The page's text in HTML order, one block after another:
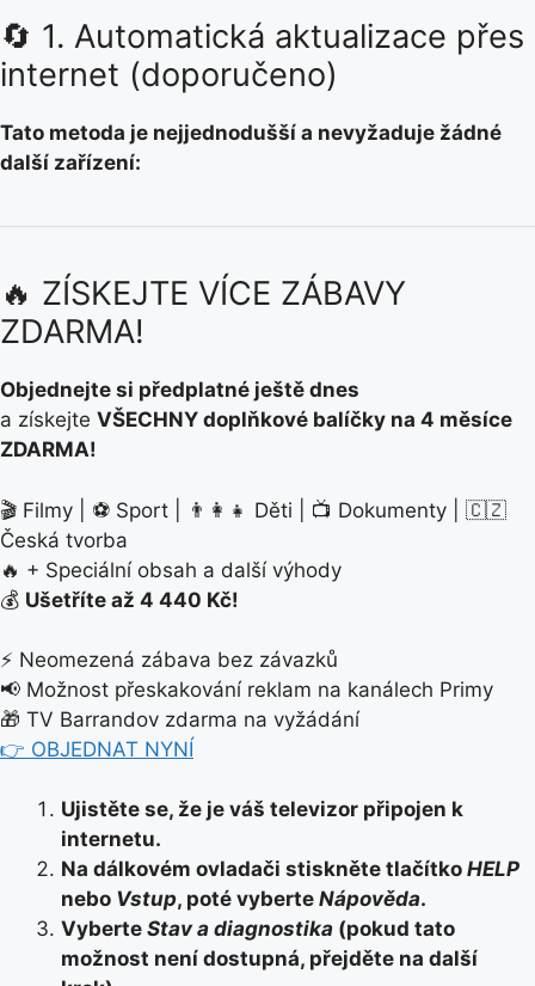
🔄 1. Automatická aktualizace přes
internet (doporučeno)
Tato metoda je nejjednodušší a nevyžaduje žádné
další zařízení:
🔥 ZÍSKEJTE VÍCE ZÁBAVY
ZDARMA!
Objednejte si předplatné ještě dnes
a získejte VŠECHNY doplňkové balíčky na 4 měsíce
ZDARMA!
🎬 Filmy | ⚽ Sport | 👨‍👩‍👧 Děti | 📺 Dokumenty | 🇨🇿
Česká tvorba
🔥 + Speciální obsah a další výhody
💰 Ušetříte až 4 440 Kč!
⚡ Neomezená zábava bez závazků
📢 Možnost přeskakování reklam na kanálech Primy
🎁 TV Barrandov zdarma na vyžádání
👉 OBJEDNAT NYNÍ
Ujistěte se, že je váš televizor připojen k
internetu.
Na dálkovém ovladači stiskněte tlačítko HELP
nebo Vstup, poté vyberte Nápověda.
Vyberte Stav a diagnostika (pokud tato
možnost není dostupná, přejděte na další